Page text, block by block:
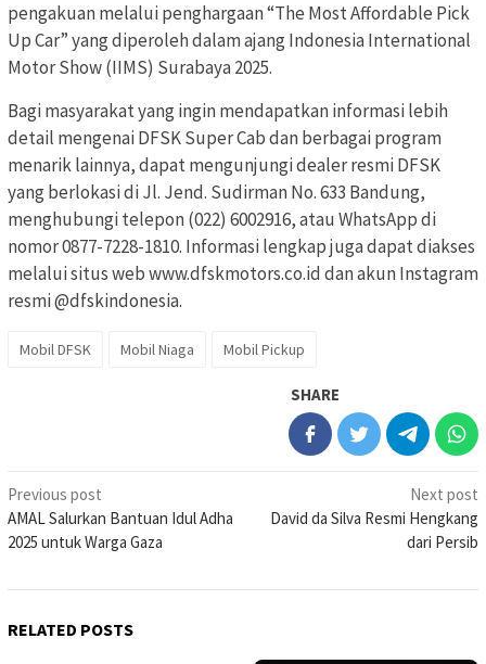
pengakuan melalui penghargaan “The Most Affordable Pick
Up Car” yang diperoleh dalam ajang Indonesia International
Motor Show (IIMS) Surabaya 2025.
Bagi masyarakat yang ingin mendapatkan informasi lebih
detail mengenai DFSK Super Cab dan berbagai program
menarik lainnya, dapat mengunjungi dealer resmi DFSK
yang berlokasi di Jl. Jend. Sudirman No. 633 Bandung,
menghubungi telepon (022) 6002916, atau WhatsApp di
nomor 0877-7228-1810. Informasi lengkap juga dapat diakses
melalui situs web www.dfskmotors.co.id dan akun Instagram
resmi @dfskindonesia.
Mobil DFSK Mobil Niaga Mobil Pickup
SHARE
Post
navigation
Previous post
AMAL Salurkan Bantuan Idul Adha
2025 untuk Warga Gaza
Next post
David da Silva Resmi Hengkang
dari Persib
RELATED POSTS